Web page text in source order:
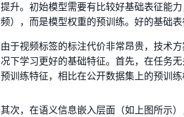
提升。初始模型需要有比较好基础表征能
频），而是模型权重的预训练。好的基础
由于视频标签的标注代价非常昂贵，技术
况下学习更好的基础特征。首先，在任务
预训练特征，相比在公开数据集上的预训练
其次，在语义信息嵌入层面（如上图所示